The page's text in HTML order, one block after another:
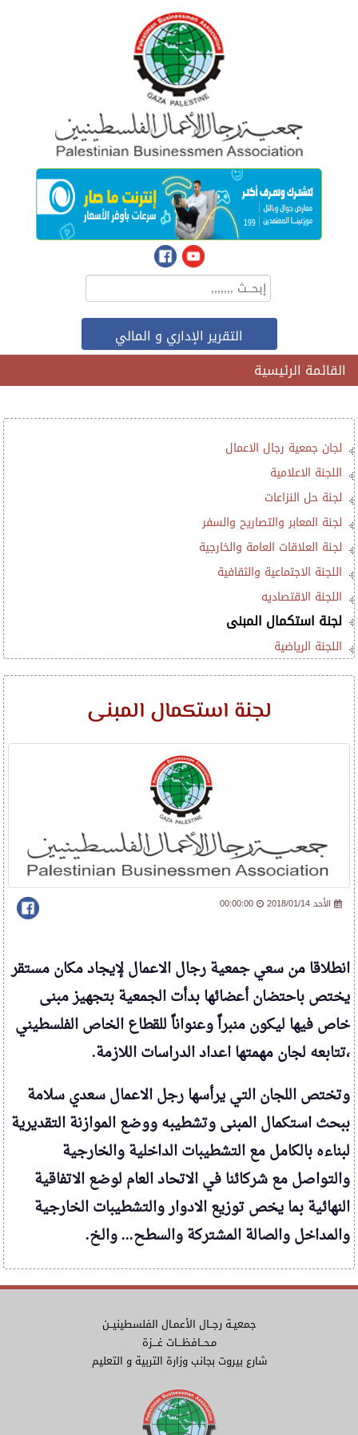
التقرير الإداري و المالي
القائمة الرئيسية
لجان جمعية رجال الاعمال
اللجنة الاعلامية
لجنة حل النزاعات
لجنة المعابر والتصاريح والسفر
لجنة العلاقات العامة والخارجية
اللجنة الاجتماعية والثقافية
اللجنة الاقتصاديه
لجنة استكمال المبنى
اللجنة الرياضية
لجنة استكمال المبنى
00:00:00
انطلاقا من سعي جمعية رجال الاعمال لإيجاد مكان مستقر
يختص باحتضان أعضائها بدأت الجمعية بتجهيز مبنى
خاص فيها ليكون منبراً وعنواناً للقطاع الخاص الفلسطيني
،تتابعه لجان مهمتها اعداد الدراسات اللازمة.
وتختص اللجان التي يرأسها رجل الاعمال سعدي سلامة
ببحث استكمال المبنى وتشطيبه ووضع الموازنة التقديرية
لبناءه بالكامل مع التشطيبات الداخلية والخارجية
والتواصل مع شركائنا في الاتحاد العام لوضع الاتفاقية
النهائية بما يخص توزيع الادوار والتشطيبات الخارجية
والمداخل والصالة المشتركة والسطح... والخ.
جمعيـة رجــال الأعمـال الفلسطينيــن
مـحــافظـــات غـــزة
شارع بيروت بجانب وزارة التربية و التعليم